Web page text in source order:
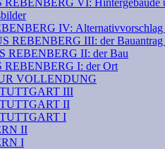
IV: Alternativvorschlag
REBENBERG III: der Bauantrag
REBENBERG II: der Bau
I: der Ort
VOLLENDUNG
III
II
I
II
I